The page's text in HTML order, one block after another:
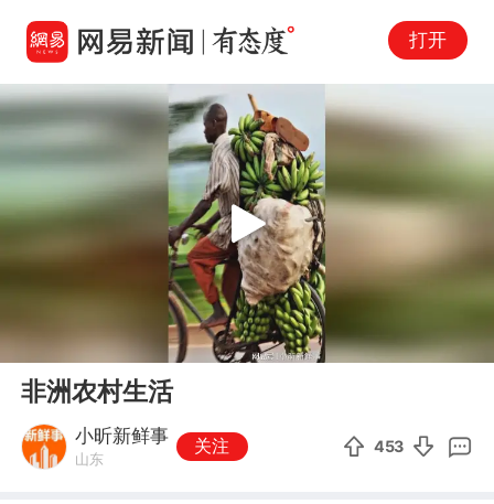
打开
03:31
Play
非洲农村生活
小昕新鲜事
山东
关注 453